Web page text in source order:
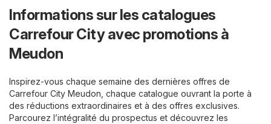
Informations sur les catalogues
Carrefour City avec promotions à
Meudon
Inspirez-vous chaque semaine des dernières offres de
Carrefour City Meudon, chaque catalogue ouvrant la porte à
des réductions extraordinaires et à des offres exclusives.
Parcourez l’intégralité du prospectus et découvrez les